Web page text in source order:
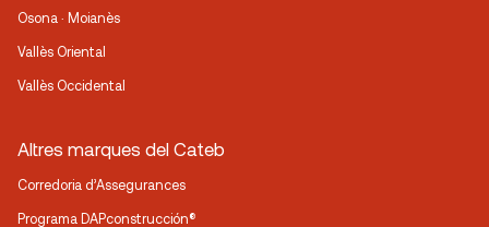
Osona · Moianès
Vallès Oriental
Vallès Occidental
Altres marques del Cateb
Corredoria d’Assegurances
Programa DAPconstrucción®